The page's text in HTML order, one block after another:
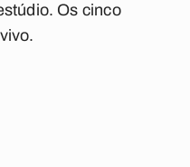
Os cinco